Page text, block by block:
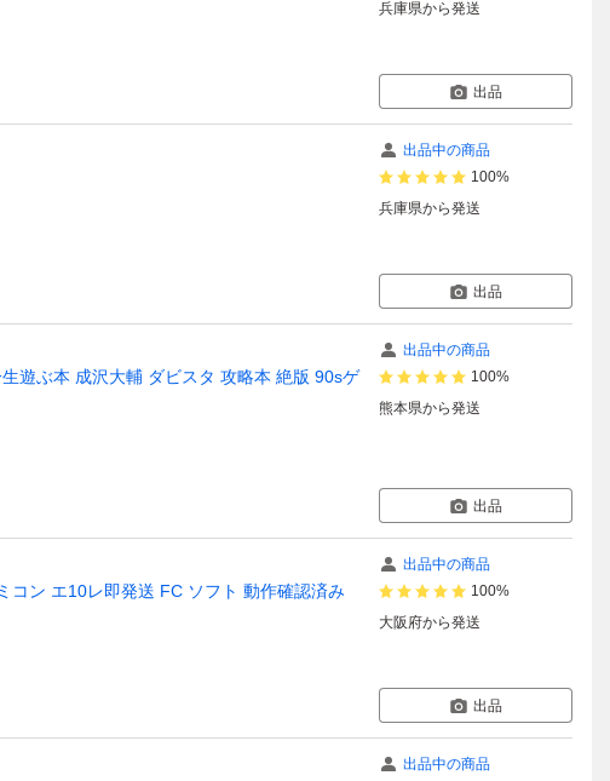
兵庫県から発送
出品
出品中の商品
100%
兵庫県から発送
出品
遊ぶ本 成沢大輔 ダビスタ 攻略本 絶版 90sゲ
出品中の商品
100%
熊本県から発送
出品
ン エ10レ即発送 FC ソフト 動作確認済み
出品中の商品
100%
大阪府から発送
出品
出品中の商品